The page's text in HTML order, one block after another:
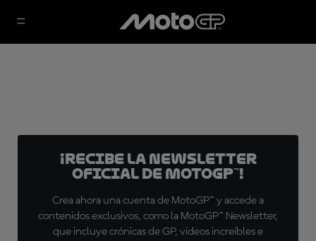
¡Recibe la Newsletter
oficial de MotoGP™!
Crea ahora una cuenta de MotoGP™ y accede a
contenidos exclusivos, como la MotoGP™ Newsletter,
que incluye crónicas de GP, vídeos increíbles e